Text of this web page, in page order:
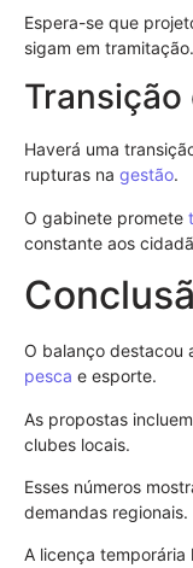
Espera-se que
sigam em tramitação.
Haverá uma
rupturas na gestão.
O gabinete promete
constante aos
O balanço destacou
pesca e esporte.
As propostas incluem
clubes locais.
Esses números
demandas regionais.
A licença temporária